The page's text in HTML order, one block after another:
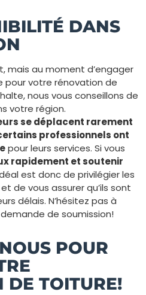
DANS
mais au moment d’engager
pour votre rénovation de
nous vous conseillons de
votre région.
se déplacent rarement
professionnels ont
pour leurs services. Si vous
rapidement et soutenir
est donc de privilégier les
de vous assurer qu’ils sont
délais. N’hésitez pas à
de soumission!
POUR
DE TOITURE!